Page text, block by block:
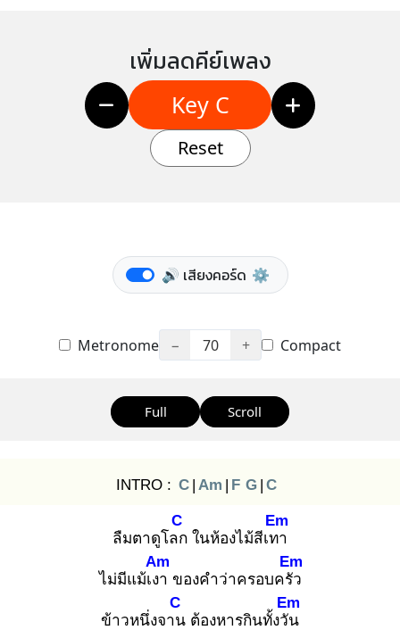
เพิ่มลดคีย์เพลง
Key C
Reset
🔊 เสียงคอร์ด ⚙️
Metronome − 70 + Compact
Full Scroll
INTRO : C | Am | F G | C
ลืมตาดูโลก
C
ในห้องไม้สีเทา
Em
ไม่มีแม้เงา
Am
ของคำว่าครอบครัว
Em
ข้าวหนึ่งจาน
C
ต้องหารกินทั้งวัน
Em